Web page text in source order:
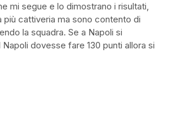
mi segue e lo dimostrano i risultati,
più cattiveria ma sono contento di
la squadra. Se a Napoli si
dovesse fare 130 punti allora si